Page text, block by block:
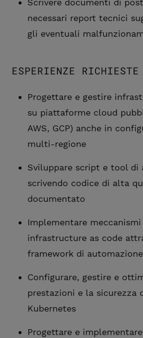
Scrivere documenti di
necessari report tecnici
gli eventuali
ESPERIENZE RICHIESTE
Progettare e gestire
su piattaforme cloud
AWS, GCP) anche in
multi-regione
Sviluppare script e tool di
scrivendo codice di alta
documentato
Implementare meccanismi
infrastructure as code
framework di
Configurare, gestire e
prestazioni e la sicurezza
Kubernetes
Progettare e